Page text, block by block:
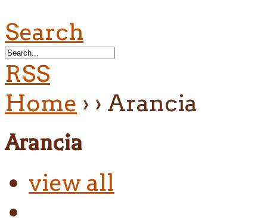
Search
RSS
Home › › Arancia
Arancia
view all